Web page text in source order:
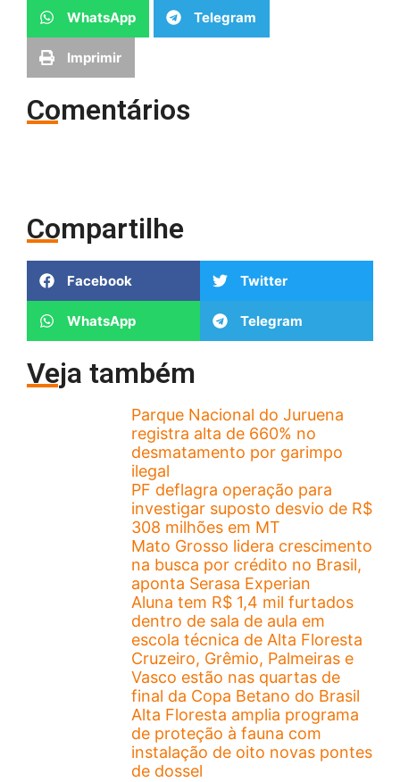
WhatsApp Telegram
Imprimir
Comentários
Compartilhe
Facebook Twitter
WhatsApp Telegram
Veja também
Parque Nacional do Juruena
registra alta de 660% no
desmatamento por garimpo
ilegal
PF deflagra operação para
investigar suposto desvio de R$
308 milhões em MT
Mato Grosso lidera crescimento
na busca por crédito no Brasil,
aponta Serasa Experian
Aluna tem R$ 1,4 mil furtados
dentro de sala de aula em
escola técnica de Alta Floresta
Cruzeiro, Grêmio, Palmeiras e
Vasco estão nas quartas de
final da Copa Betano do Brasil
Alta Floresta amplia programa
de proteção à fauna com
instalação de oito novas pontes
de dossel